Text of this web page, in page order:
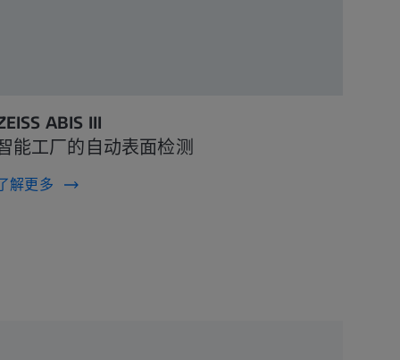
ABIS III
能工厂的自动表面检测
解更多